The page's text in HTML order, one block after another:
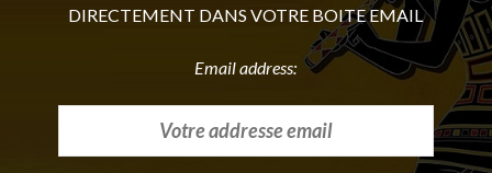
DIRECTEMENT DANS VOTRE BOITE EMAIL
Email address: